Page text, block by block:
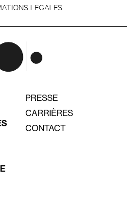
LEGALES
PRESSE
CARRIÈRES
CONTACT